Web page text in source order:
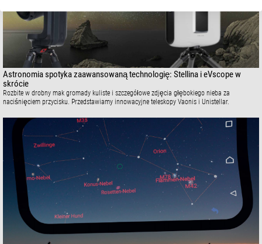
Astronomia spotyka zaawansowaną technologię: Stellina i eVscope w
skrócie
Rozbite w drobny mak gromady kuliste i szczegółowe zdjęcia głębokiego nieba za
naciśnięciem przycisku. Przedstawiamy innowacyjne teleskopy Vaonis i Unistellar.